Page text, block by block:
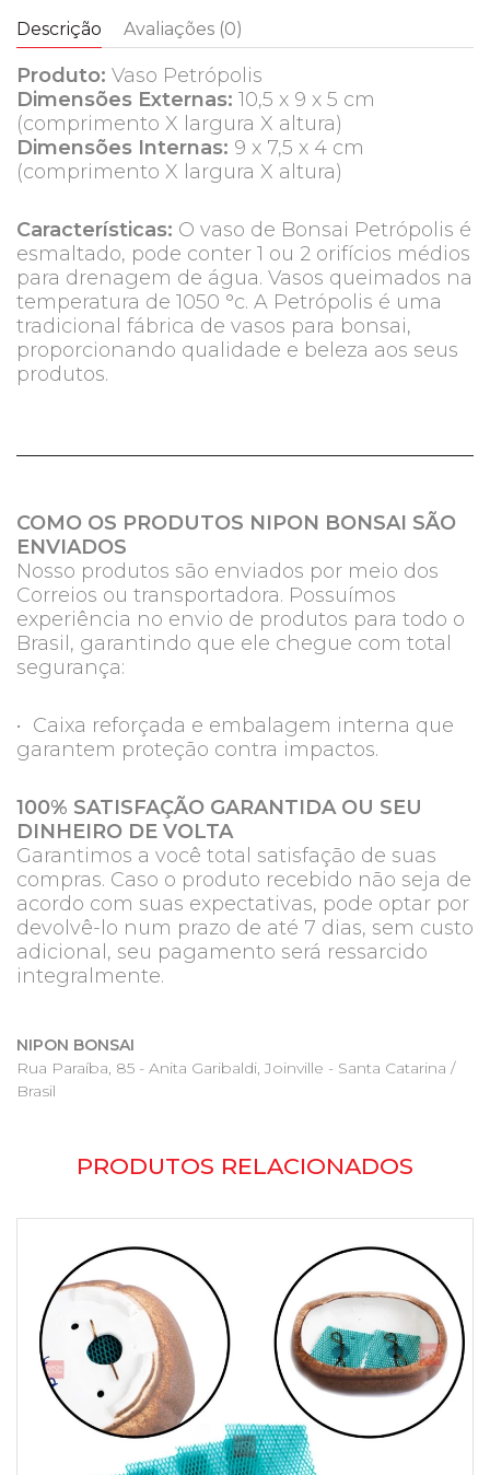
Descrição Avaliações (0)
Produto: Vaso Petrópolis
Dimensões Externas: 10,5 x 9 x 5 cm
(comprimento X largura X altura)
Dimensões Internas: 9 x 7,5 x 4 cm
(comprimento X largura X altura)
Características: O vaso de Bonsai Petrópolis é
esmaltado, pode conter 1 ou 2 orifícios médios
para drenagem de água. Vasos queimados na
temperatura de 1050 °c. A Petrópolis é uma
tradicional fábrica de vasos para bonsai,
proporcionando qualidade e beleza aos seus
produtos.
COMO OS PRODUTOS NIPON BONSAI SÃO
ENVIADOS
Nosso produtos são enviados por meio dos
Correios ou transportadora. Possuímos
experiência no envio de produtos para todo o
Brasil, garantindo que ele chegue com total
segurança:
• Caixa reforçada e embalagem interna que
garantem proteção contra impactos.
100% SATISFAÇÃO GARANTIDA OU SEU
DINHEIRO DE VOLTA
Garantimos a você total satisfação de suas
compras. Caso o produto recebido não seja de
acordo com suas expectativas, pode optar por
devolvê-lo num prazo de até 7 dias, sem custo
adicional, seu pagamento será ressarcido
integralmente.
NIPON BONSAI
Rua Paraíba, 85 - Anita Garibaldi, Joinville - Santa Catarina /
Brasil
PRODUTOS RELACIONADOS